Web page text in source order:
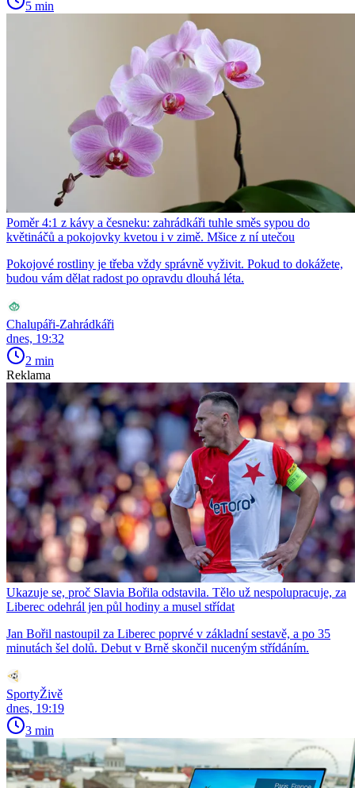
5 min
Poměr 4:1 z kávy a česneku: zahrádkáři tuhle směs sypou do
květináčů a pokojovky kvetou i v zimě. Mšice z ní utečou
Pokojové rostliny je třeba vždy správně vyživit. Pokud to dokážete,
budou vám dělat radost po opravdu dlouhá léta.
Chalupáři-Zahrádkáři
dnes, 19:32
2 min
Reklama
Ukazuje se, proč Slavia Bořila odstavila. Tělo už nespolupracuje, za
Liberec odehrál jen půl hodiny a musel střídat
Jan Bořil nastoupil za Liberec poprvé v základní sestavě, a po 35
minutách šel dolů. Debut v Brně skončil nuceným střídáním.
SportyŽivě
dnes, 19:19
3 min